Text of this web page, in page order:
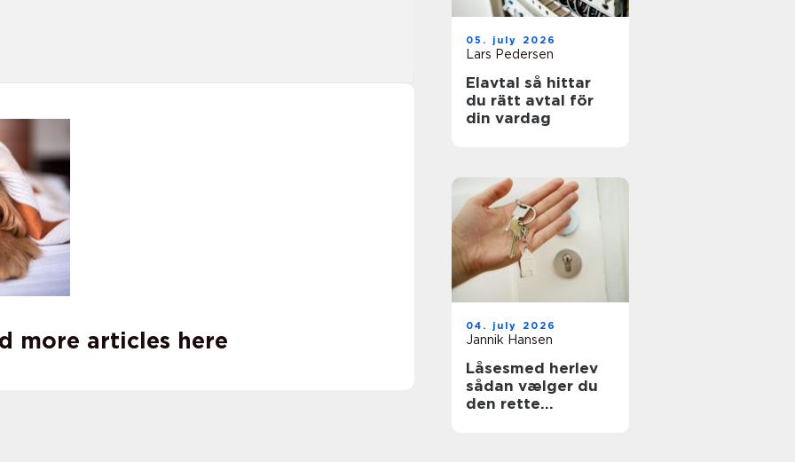
more articles here
05. july 2026
Lars Pedersen
Elavtal så hittar
du rätt avtal för
din vardag
04. july 2026
Jannik Hansen
Låsesmed herlev
sådan vælger du
den rette